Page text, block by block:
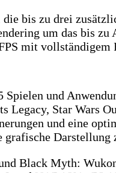
bis zu drei
um das bis
mit vollständigem
und
Legacy, Star Wars
und eine
Darstellung
Black Myth: